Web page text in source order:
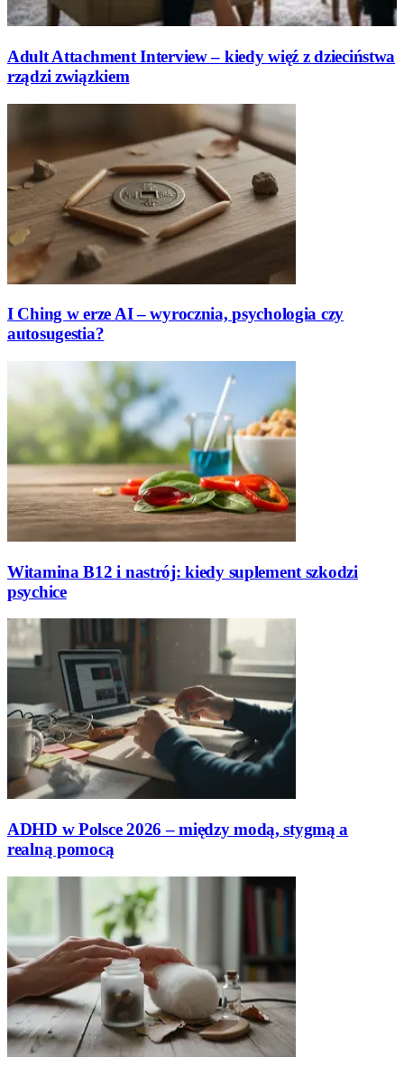
Adult Attachment Interview – kiedy więź z dzieciństwa
rządzi związkiem
I Ching w erze AI – wyrocznia, psychologia czy
autosugestia?
Witamina B12 i nastrój: kiedy suplement szkodzi
psychice
ADHD w Polsce 2026 – między modą, stygmą a
realną pomocą